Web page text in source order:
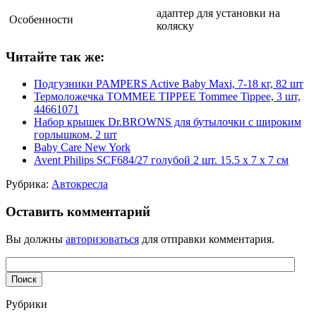
Особенности
адаптер для установки на
коляску
Читайте так же:
Подгузники PAMPERS Active Baby Maxi, 7-18 кг, 82 шт
Термоложечка TOMMEE TIPPEE Tommee Tippee, 3 шт,
44661071
Набор крышек Dr.BROWNS для бутылочки с широким
горлышком, 2 шт
Baby Care New York
Avent Philips SCF684/27 голубой 2 шт. 15.5 х 7 х 7 см
Рубрика: Автокресла
Оставить комментарий
Вы должны авторизоваться для отправки комментария.
Рубрики